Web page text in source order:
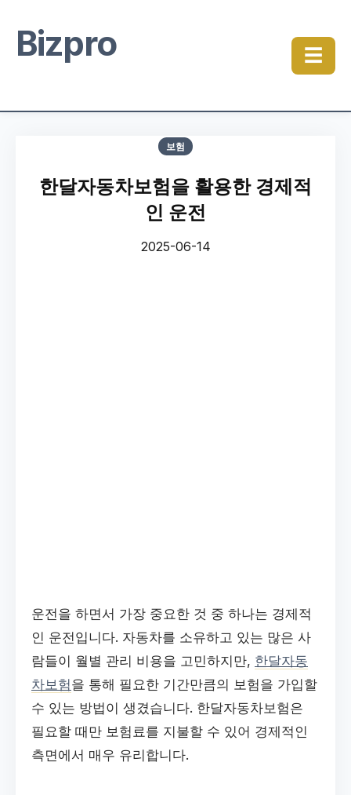
Bizpro ☰
보험
한달자동차보험을 활용한 경제적
인 운전
2025-06-14
운전을 하면서 가장 중요한 것 중 하나는 경제적
인 운전입니다. 자동차를 소유하고 있는 많은 사
람들이 월별 관리 비용을 고민하지만, 한달자동
차보험을 통해 필요한 기간만큼의 보험을 가입할
수 있는 방법이 생겼습니다. 한달자동차보험은
필요할 때만 보험료를 지불할 수 있어 경제적인
측면에서 매우 유리합니다.